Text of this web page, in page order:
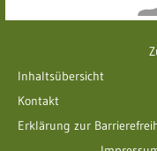
Inhaltsübersicht
Kontakt
Erklärung zur